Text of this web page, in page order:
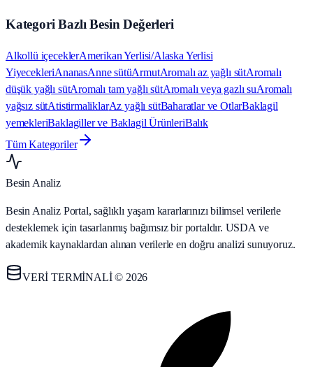
Kategori Bazlı Besin Değerleri
Alkollü içeceklerAmerikan Yerlisi/Alaska Yerlisi
YiyecekleriAnanasAnne sütüArmutAromalı az yağlı sütAromalı
düşük yağlı sütAromalı tam yağlı sütAromalı veya gazlı suAromalı
yağsız sütAtistirmaliklarAz yağlı sütBaharatlar ve OtlarBaklagil
yemekleriBaklagiller ve Baklagil ÜrünleriBalık
Tüm Kategoriler
Besin Analiz
Besin Analiz Portal, sağlıklı yaşam kararlarınızı bilimsel verilerle
desteklemek için tasarlanmış bağımsız bir portaldır. USDA ve
akademik kaynaklardan alınan verilerle en doğru analizi sunuyoruz.
VERİ TERMİNALİ © 2026